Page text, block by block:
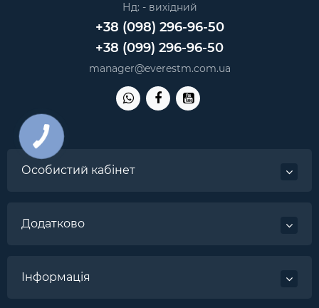
Нд: - вихідний
+38 (098) 296-96-50
+38 (099) 296-96-50
manager@everestm.com.ua
Особистий кабінет
Додатково
Інформація